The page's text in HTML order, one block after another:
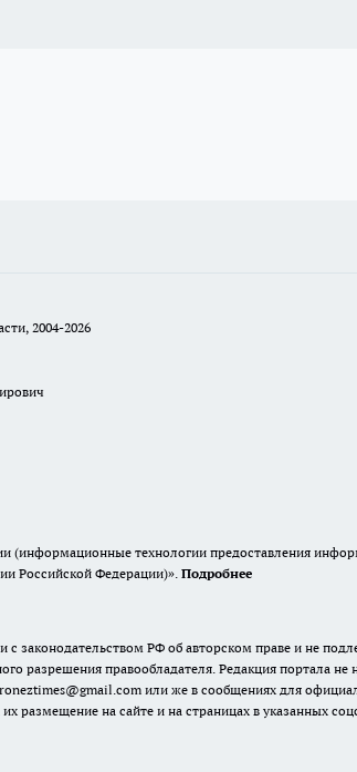
2004-2026
технологии предоставления
Российской Федерации)». Подробнее
с законодательством РФ об авторском праве и не
разрешения правообладателя. Редакция портала
или же в сообщениях для
их размещение на сайте и на страницах в указанных